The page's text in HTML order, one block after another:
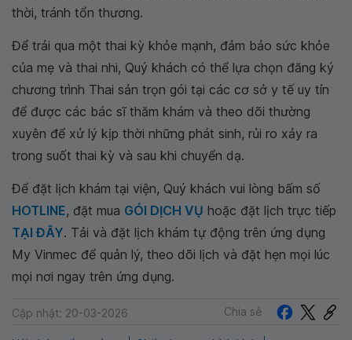
thời, tránh tổn thương.
Để trải qua một thai kỳ khỏe mạnh, đảm bảo sức khỏe
của mẹ và thai nhi, Quý khách có thể lựa chọn đăng ký
chương trình Thai sản trọn gói tại các cơ sở y tế uy tín
để được các bác sĩ thăm khám và theo dõi thường
xuyên để xử lý kịp thời những phát sinh, rủi ro xảy ra
trong suốt thai kỳ và sau khi chuyển dạ.
Để đặt lịch khám tại viện, Quý khách vui lòng bấm số
HOTLINE, đặt mua GÓI DỊCH VỤ hoặc đặt lịch trực tiếp
TẠI ĐÂY. Tải và đặt lịch khám tự động trên ứng dụng
My Vinmec để quản lý, theo dõi lịch và đặt hẹn mọi lúc
mọi nơi ngay trên ứng dụng.
Cập nhật: 20-03-2026 Chia sẻ